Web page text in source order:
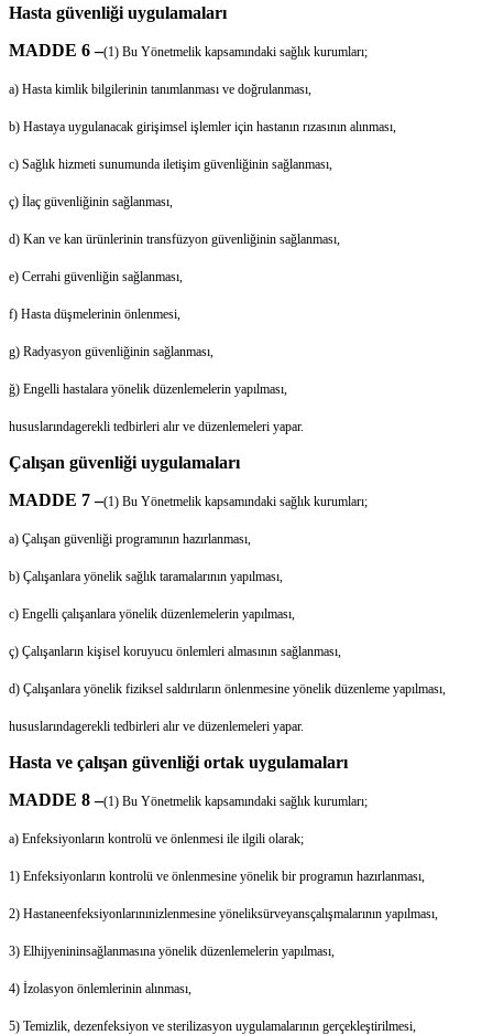
Hasta güvenliği uygulamaları
MADDE 6 –(1) Bu Yönetmelik kapsamındaki sağlık kurumları;
a) Hasta kimlik bilgilerinin tanımlanması ve doğrulanması,
b) Hastaya uygulanacak girişimsel işlemler için hastanın rızasının alınması,
c) Sağlık hizmeti sunumunda iletişim güvenliğinin sağlanması,
ç) İlaç güvenliğinin sağlanması,
d) Kan ve kan ürünlerinin transfüzyon güvenliğinin sağlanması,
e) Cerrahi güvenliğin sağlanması,
f) Hasta düşmelerinin önlenmesi,
g) Radyasyon güvenliğinin sağlanması,
ğ) Engelli hastalara yönelik düzenlemelerin yapılması,
hususlarındagerekli tedbirleri alır ve düzenlemeleri yapar.
Çalışan güvenliği uygulamaları
MADDE 7 –(1) Bu Yönetmelik kapsamındaki sağlık kurumları;
a) Çalışan güvenliği programının hazırlanması,
b) Çalışanlara yönelik sağlık taramalarının yapılması,
c) Engelli çalışanlara yönelik düzenlemelerin yapılması,
ç) Çalışanların kişisel koruyucu önlemleri almasının sağlanması,
d) Çalışanlara yönelik fiziksel saldırıların önlenmesine yönelik düzenleme yapılması,
hususlarındagerekli tedbirleri alır ve düzenlemeleri yapar.
Hasta ve çalışan güvenliği ortak uygulamaları
MADDE 8 –(1) Bu Yönetmelik kapsamındaki sağlık kurumları;
a) Enfeksiyonların kontrolü ve önlenmesi ile ilgili olarak;
1) Enfeksiyonların kontrolü ve önlenmesine yönelik bir programın hazırlanması,
2) Hastaneenfeksiyonlarınınizlenmesine yöneliksürveyansçalışmalarının yapılması,
3) Elhijyenininsağlanmasına yönelik düzenlemelerin yapılması,
4) İzolasyon önlemlerinin alınması,
5) Temizlik, dezenfeksiyon ve sterilizasyon uygulamalarının gerçekleştirilmesi,